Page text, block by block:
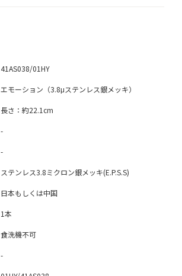
41AS038/01HY
エモーション（3.8μステンレス銀メッキ）
長さ：約22.1cm
-
-
ステンレス3.8ミクロン銀メッキ(E.P.S.S)
日本もしくは中国
1本
食洗機不可
-